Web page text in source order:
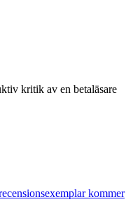
kritik av en betaläsare
kommer